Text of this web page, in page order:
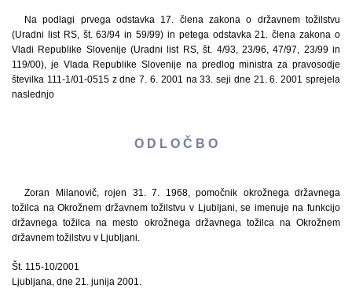
Na podlagi prvega odstavka 17. člena zakona o državnem tožilstvu
(Uradni list RS, št. 63/94 in 59/99) in petega odstavka 21. člena zakona o
Vladi Republike Slovenije (Uradni list RS, št. 4/93, 23/96, 47/97, 23/99 in
119/00), je Vlada Republike Slovenije na predlog ministra za pravosodje
številka 111-1/01-0515 z dne 7. 6. 2001 na 33. seji dne 21. 6. 2001 sprejela
naslednjo
O D L O Č B O
Zoran Milanovič, rojen 31. 7. 1968, pomočnik okrožnega državnega
tožilca na Okrožnem državnem tožilstvu v Ljubljani, se imenuje na funkcijo
državnega tožilca na mesto okrožnega državnega tožilca na Okrožnem
državnem tožilstvu v Ljubljani.
Št. 115-10/2001
Ljubljana, dne 21. junija 2001.